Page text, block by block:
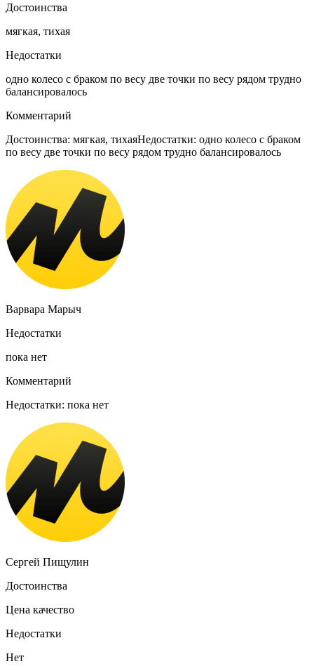
Достоинства
мягкая, тихая
Недостатки
одно колесо с браком по весу две точки по весу рядом трудно
балансировалось
Комментарий
Достоинства: мягкая, тихаяНедостатки: одно колесо с браком
по весу две точки по весу рядом трудно балансировалось
Варвара Марыч
Недостатки
пока нет
Комментарий
Недостатки: пока нет
Сергей Пищулин
Достоинства
Цена качество
Недостатки
Нет